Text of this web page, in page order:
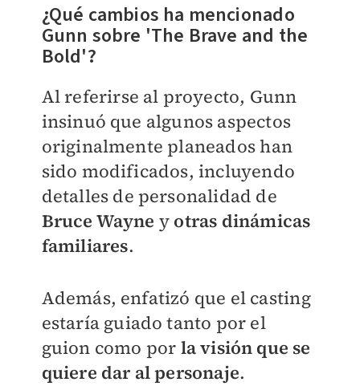
¿Qué cambios ha mencionado
Gunn sobre 'The Brave and the
Bold'?
Al referirse al proyecto, Gunn
insinuó que algunos aspectos
originalmente planeados han
sido modificados, incluyendo
detalles de personalidad de
Bruce Wayne y otras dinámicas
familiares.
Además, enfatizó que el casting
estaría guiado tanto por el
guion como por la visión que se
quiere dar al personaje.